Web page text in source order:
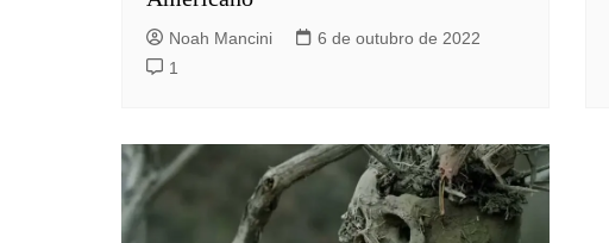
Noah Mancini
6 de outubro de 2022
1